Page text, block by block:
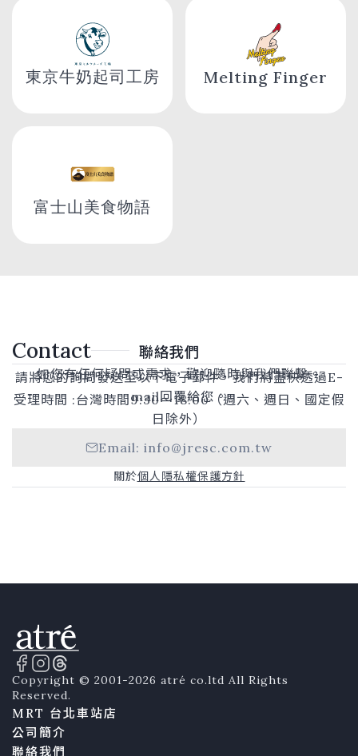
東京牛奶起司工房 Melting Finger
富士山美食物語
Contact 聯絡我們
如您有任何疑問或需求，歡迎隨時與我們聯繫。
請將您的詢問發送至以下電子郵件，我們將盡快透過E-
mail回覆給您。
受理時間 :台灣時間9:30〜18:00（週六、週日、國定假
日除外）
Email: info@jresc.com.tw
關於個人隱私權保護方針
Copyright © 2001-2026 atré co.ltd All Rights
Reserved.
MRT 台北車站店
公司簡介
聯絡我們